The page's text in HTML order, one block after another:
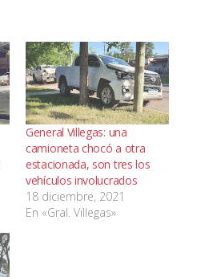
General Villegas: una
camioneta chocó a otra
estacionada, son tres los
vehículos involucrados
18 diciembre, 2021
En «Gral. Villegas»